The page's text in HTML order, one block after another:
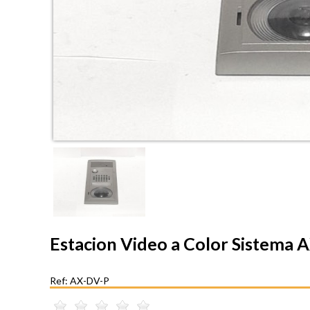
Estacion Video a Color Sistema
Ref: AX-DV-P